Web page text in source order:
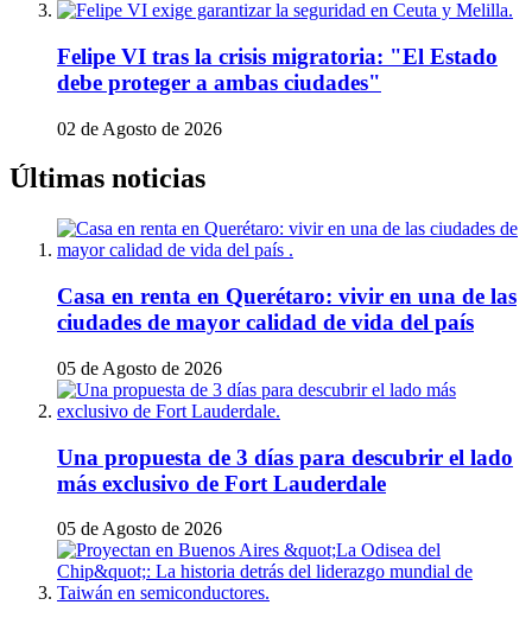
Felipe VI tras la crisis migratoria: "El Estado
debe proteger a ambas ciudades"
02 de Agosto de 2026
Últimas noticias
Casa en renta en Querétaro: vivir en una de las
ciudades de mayor calidad de vida del país
05 de Agosto de 2026
Una propuesta de 3 días para descubrir el lado
más exclusivo de Fort Lauderdale
05 de Agosto de 2026